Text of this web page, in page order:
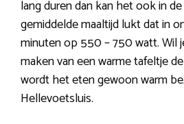
lang duren dan kan het ook in
gemiddelde maaltijd lukt dat in
minuten op 550 – 750 watt. Wil
maken van een warme tafeltje
wordt het eten gewoon warm
Hellevoetsluis.